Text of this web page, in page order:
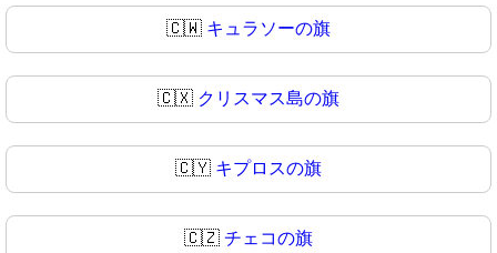
🇨🇼 キュラソーの旗
🇨🇽 クリスマス島の旗
🇨🇾 キプロスの旗
🇨🇿 チェコの旗